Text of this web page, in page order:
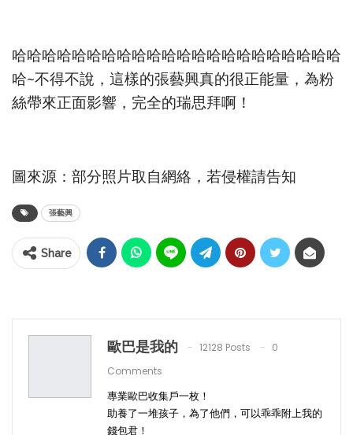
哈哈哈哈哈哈哈哈哈哈哈哈哈哈哈哈哈哈哈哈哈哈
哈~不得不說，這樣的張藝興真的很正能量，為粉
絲帶來正面影響，完全的瑞思拜啊！
圖來源：部分照片取自網絡，若侵權請告知
張藝興
Share
歐巴是我的 12128 Posts
0
Comments
專業歐巴收集戶一枚！
助養了一堆孩子，為了他們，可以乖乖附上我的
錢包君！